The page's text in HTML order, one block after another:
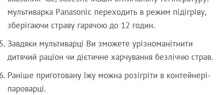
мультиварка Рanasonic переходить в режим підігріву,
зберігаючи страву гарячою до 12 годин.
Завдяки мультиварці Ви зможете урізноманітнити
дитячий раціон чи дієтичне харчування безліччю страв.
Раніше приготовану їжу можна розігріти в контейнері-
пароварці.